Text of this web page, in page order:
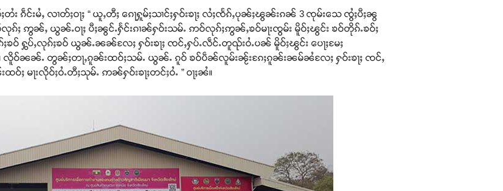
း ၵဵင်းမႆႇ လၢတ်ႈဝႃႈ “ ယူႇတီႈ ၵေႃႁူမ်ႈသၢင်ႈႁဝ်းၶႃႈ လႆႈၸႅၵ်ႇပုၼ်ႈၽွၼ်းၵၼ် 3 ၸုမ်းသေ ၸွႆႈပီႈၼွ
လုၵ်ႈ ဢွၼ်ႇ ယွၼ်ႉဝႃႈ ပီႈၼွင်ႉႁႅင်းၵၢၼ်ႁဝ်းသမ်ႉ ဢဝ်လုၵ်ႈဢွၼ်ႇၶဝ်မႃးၸွမ်း မိူဝ်ႈၽွင်း ၶဝ်တိုၵ်ႉၶဝ်ႈ
ပ်ႇလုၵ်ႈၶဝ် ယွၼ်ႉၼၼ်လႄႈ ႁဝ်းၶႃႈ ၸင်ႇႁပ်ႉလဵင်ႉတူၺ်းဝႆႉပၼ် မိူဝ်ႈၽွင်း ပေႃႈမႄႈ
ဝ်ၼၼ်ႉ တွၼ်ႈတႃႇၵူၼ်းထဝ်ႈသမ်ႉ ယွၼ်ႉ ၵူဝ် ၶဝ်ပဵၼ်လူမ်းၼႂ်းၵႄႈၵူၼ်းၼမ်ၼႆလႄႈ ႁဝ်းၶႃႈ ၸင်ႇ
ဝ်ႈ မႃးလိုဝ်ႈဝႆႉတီႈသုမ်ႉ ဢၼ်ႁဝ်းၶႃႈတင်ႈဝႆႉ ” ဝႃႈၼႆ။